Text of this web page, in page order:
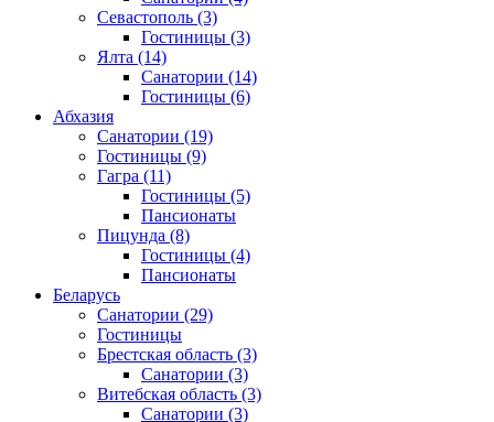
Севастополь (3)
Гостиницы (3)
Ялта (14)
Санатории (14)
Гостиницы (6)
Абхазия
Санатории (19)
Гостиницы (9)
Гагра (11)
Гостиницы (5)
Пансионаты
Пицунда (8)
Гостиницы (4)
Пансионаты
Беларусь
Санатории (29)
Гостиницы
Брестская область (3)
Санатории (3)
Витебская область (3)
Санатории (3)